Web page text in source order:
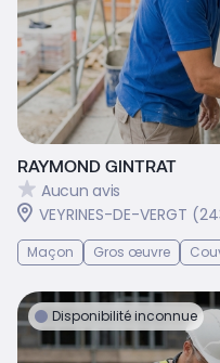
RAYMOND GINTRAT
Aucun avis
VEYRINES-DE-VERGT
Maçon Gros œuvre
Disponibilité inconnue